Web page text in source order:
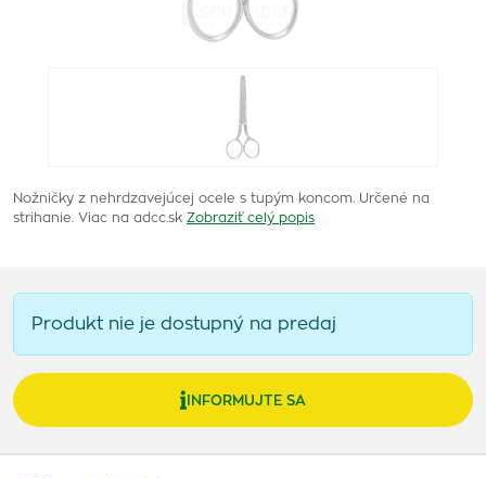
Nožničky z nehrdzavejúcej ocele s tupým koncom. Určené na
strihanie. Viac na adcc.sk Zobraziť celý popis
Produkt nie je dostupný na predaj
INFORMUJTE SA